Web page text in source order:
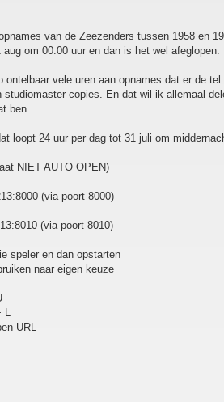
van de Zeezenders tussen 1958 en
om 00:00 uur en dan is het wel afeglopen.
vele uren aan opnames dat er de
copies. En dat wil ik allemaal
ben.
loopt 24 uur per dag tot 31 juli om
NIET AUTO OPEN)
(via poort 8000)
(via poort 8010)
speler en dan opstarten
naar eigen keuze
L
URL